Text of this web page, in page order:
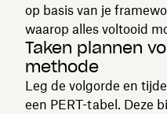
op basis van je
waarop alles voltooid
Taken plannen
methode
Leg de volgorde en
een PERT-tabel. Deze